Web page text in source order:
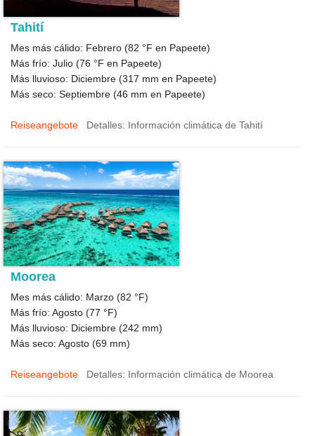
Tahití
Mes más cálido: Febrero (82 °F en Papeete)
Más frío: Julio (76 °F en Papeete)
Más lluvioso: Diciembre (317 mm en Papeete)
Más seco: Septiembre (46 mm en Papeete)
Reiseangebote Detalles: Información climática de Tahití
Moorea
Mes más cálido: Marzo (82 °F)
Más frío: Agosto (77 °F)
Más lluvioso: Diciembre (242 mm)
Más seco: Agosto (69 mm)
Reiseangebote Detalles: Información climática de Moorea